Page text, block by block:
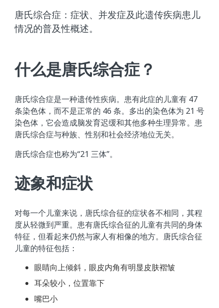
唐氏综合症：症状、并发症及此遗传疾病患儿
情况的普及性概述。
什么是唐氏综合症？
唐氏综合症是一种遗传性疾病。患有此症的儿童有 47
条染色体，而不是正常的 46 条。多出的染色体为 21 号
染色体，它会造成脑发育迟缓和其他多种生理异常。患
唐氏综合症与种族、性别和社会经济地位无关。
唐氏综合症也称为“21 三体”。
迹象和症状
对每一个儿童来说，唐氏综合征的症状各不相同，其程
度从轻微到严重。患有唐氏综合征的儿童有共同的身体
特征，但看起来仍然与家人有相像的地方。唐氏综合征
儿童的特征包括：
眼睛向上倾斜，眼皮内角有明显皮肤褶皱
耳朵较小，位置靠下
嘴巴小